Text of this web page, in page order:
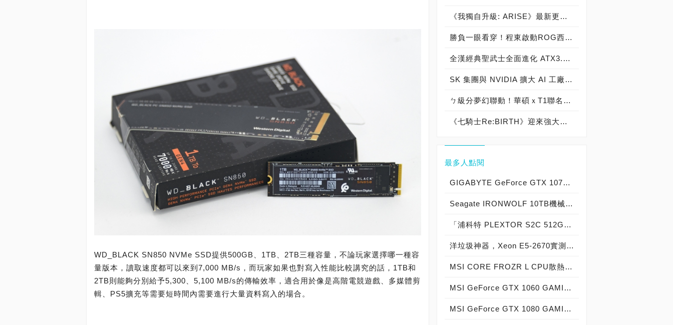
WD_BLACK SN850 NVMe SSD提供500GB、1TB、2TB三種容量，不論玩家選擇哪一種容
量版本，讀取速度都可以來到7,000 MB/s，而玩家如果也對寫入性能比較講究的話，1TB和
2TB則能夠分別給予5,300、5,100 MB/s的傳輸效率，適合用於像是高階電競遊戲、多媒體剪
輯、PS5擴充等需要短時間內需要進行大量資料寫入的場合。
《我獨自升級: ARISE》最新更新 成振宇覺醒闇影君主繼承者
勝負一眼看穿！程東啟動ROG西風之神 雙螢幕AI致勝全局
全漢經典聖武士全面進化 ATX3.1，價格不變！FSP VIC BD+ 電競入門最強銅牌電源！ ATX 3.1、全新壓紋線材、登錄享 5 年保固，打造新世代入門電競首選
SK 集團與 NVIDIA 擴大 AI 工廠與次世代記憶體策略合作 規模逾 5,000 億美元的 NVIDIA-SK AI 計畫（NVIDIA-SK AI Initiative）， 涵蓋 SK Telecom 最高達 2GW 的 AI 工廠，以及與 SK 海力士的長期 AI 記憶體合作
ㄅ級分夢幻聯動！華碩ｘT1聯名顯示卡全台盛大開賣
《七騎士Re:BIRTH》迎來強大的全新英雄[天劍]宣嵐 同步推出韓國主題劇情
最多人點閱
GIGABYTE GeForce GTX 1070 Xtreme Gaming實測開箱，電競級顯示卡中的頂尖之作！
Seagate IRONWOLF 10TB機械硬碟實測開箱，氦氣填充那嘶狼守護者NAS HDD
「浦科特 PLEXTOR S2C 512GB SSD」實測開箱，超值型固態硬碟中的優質好貨！
洋垃圾神器，Xeon E5-2670實測開箱大作戰！
MSI CORE FROZR L CPU散熱器實測開箱，微星電競產品再添新兵
MSI GeForce GTX 1060 GAMING X 6G實測開箱，玩家級電競顯示卡中的神兵利器！
MSI GeForce GTX 1080 GAMING X 8G實測開箱，史上最強大Pascal自製顯示卡全面來襲！